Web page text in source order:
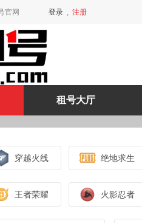
官网 登录 , 注册
租号大厅
穿越火线 绝地求生
王者荣耀 火影忍者